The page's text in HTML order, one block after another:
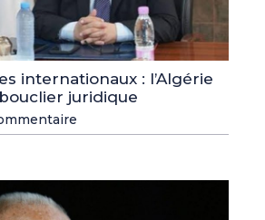
internationaux : l’Algérie
juridique